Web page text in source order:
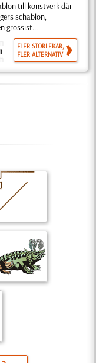
till konstverk där
schablon,
grossist...
FLER STORLEKAR,
FLER ALTERNATIV